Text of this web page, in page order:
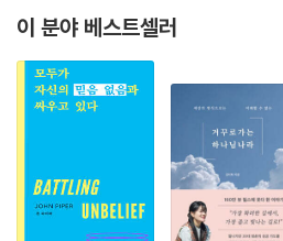
이 분야 베스트셀러